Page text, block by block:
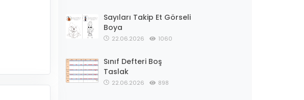
Sayıları Takip Et Görseli
Boya
22.06.2026 1060
Sınıf Defteri Boş
Taslak
22.06.2026 898